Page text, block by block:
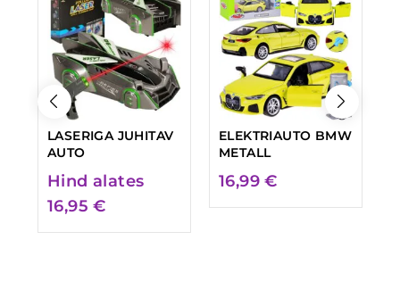
LASERIGA JUHITAV
AUTO
Hind alates
16,95€
ELEKTRIAUTO BMW
METALL
16,99€